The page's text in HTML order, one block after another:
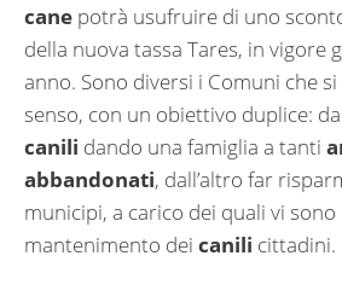
cane potrà usufruire di uno
della nuova tassa Tares, in vigore
anno. Sono diversi i Comuni che
senso, con un obiettivo duplice:
canili dando una famiglia a tanti
abbandonati, dall’altro far
municipi, a carico dei quali vi sono
mantenimento dei canili cittadini.